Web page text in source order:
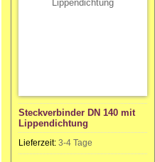
Steckverbinder DN 140 mit
Lippendichtung
Lieferzeit: 3-4 Tage